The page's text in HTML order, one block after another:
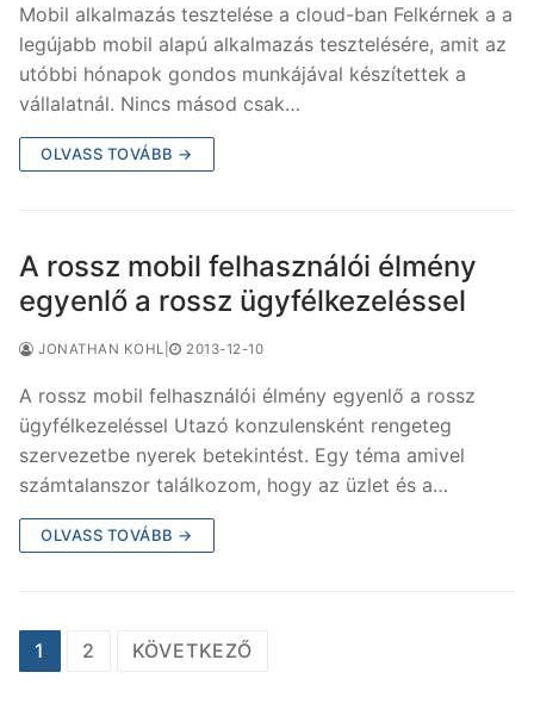
Mobil alkalmazás tesztelése a cloud-ban Felkérnek a a
legújabb mobil alapú alkalmazás tesztelésére, amit az
utóbbi hónapok gondos munkájával készítettek a
vállalatnál. Nincs másod csak…
OLVASS TOVÁBB →
A rossz mobil felhasználói élmény
egyenlő a rossz ügyfélkezeléssel
JONATHAN KOHL 2013-12-10
A rossz mobil felhasználói élmény egyenlő a rossz
ügyfélkezeléssel Utazó konzulensként rengeteg
szervezetbe nyerek betekintést. Egy téma amivel
számtalanszor találkozom, hogy az üzlet és a…
OLVASS TOVÁBB →
Bejegyzés
1 2 KÖVETKEZŐ